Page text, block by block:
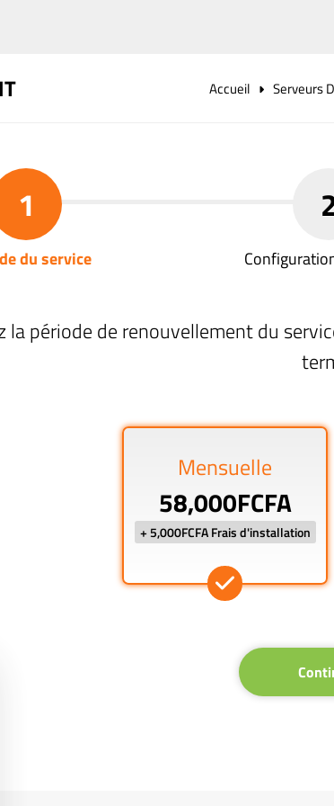
Accueil Serveurs
1
du service
la période de renouvellement du
Mensuelle
58,000FCFA
+ 5,000FCFA Frais d'installation